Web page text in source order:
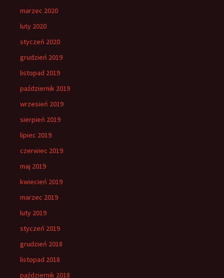
marzec 2020
luty 2020
styczeń 2020
grudzień 2019
listopad 2019
październik 2019
wrzesień 2019
sierpień 2019
lipiec 2019
czerwiec 2019
maj 2019
kwiecień 2019
marzec 2019
luty 2019
styczeń 2019
grudzień 2018
listopad 2018
październik 2018